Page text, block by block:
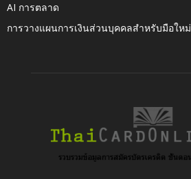
AI การตลาด
การวางแผนการเงินส่วนบุคคลสำหรับมือใหม่